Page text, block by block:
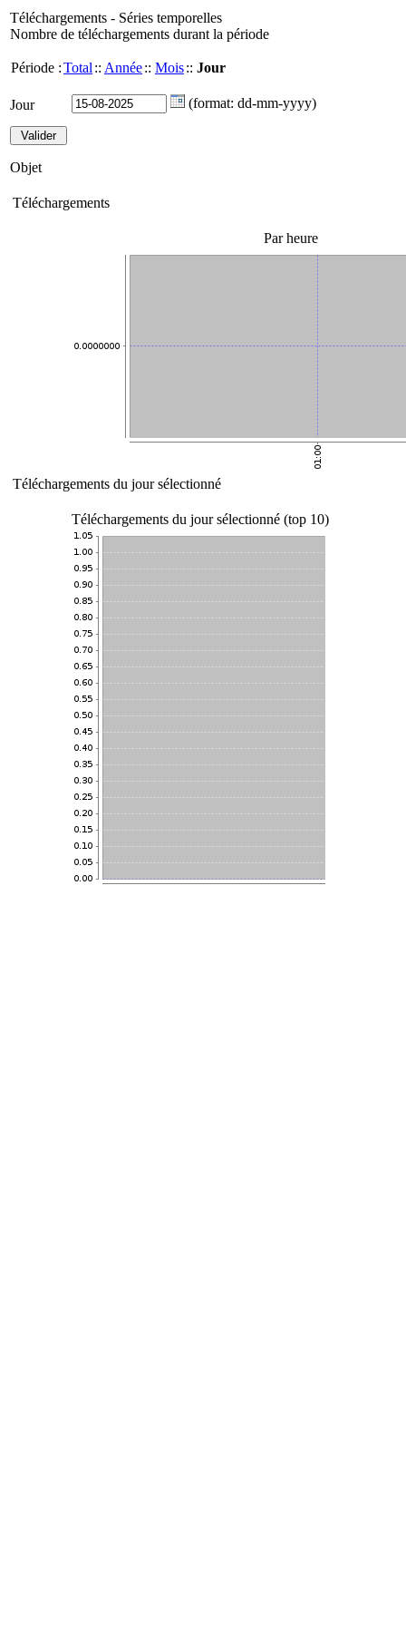
Téléchargements - Séries temporelles
Nombre de téléchargements durant la période
Période :Total :: Année:: Mois:: Jour
Jour (format: dd-mm-yyyy)
Objet
Téléchargements
Par heure
Téléchargements du jour sélectionné
Téléchargements du jour sélectionné (top 10)